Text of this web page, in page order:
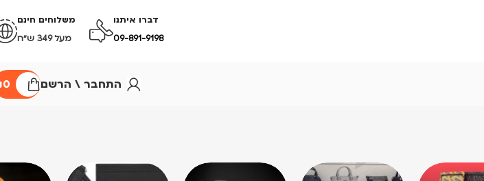
דברו איתנו
09-891-9198
משלוחים חינם
מעל 349 ש״ח
התחבר \ הרשם 0